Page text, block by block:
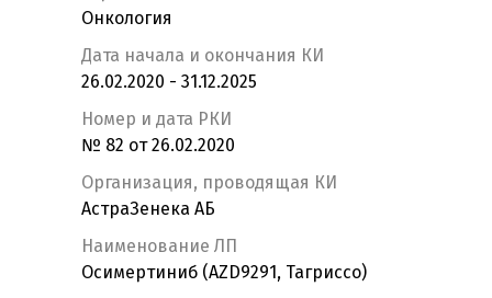
Онкология
Дата начала и окончания КИ
26.02.2020 - 31.12.2025
Номер и дата РКИ
№ 82 от 26.02.2020
Организация, проводящая КИ
АстраЗенека АБ
Наименование ЛП
Осимертиниб (AZD9291, Тагриссо)